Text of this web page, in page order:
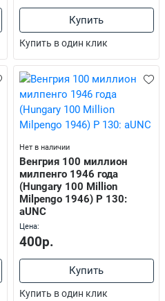
Купить
Купить в один клик
Нет в наличии
Венгрия 100 миллион
милпенго 1946 года
(Hungary 100 Million
Milpengo 1946) P 130:
аUNC
Цена:
400р.
Купить
Купить в один клик